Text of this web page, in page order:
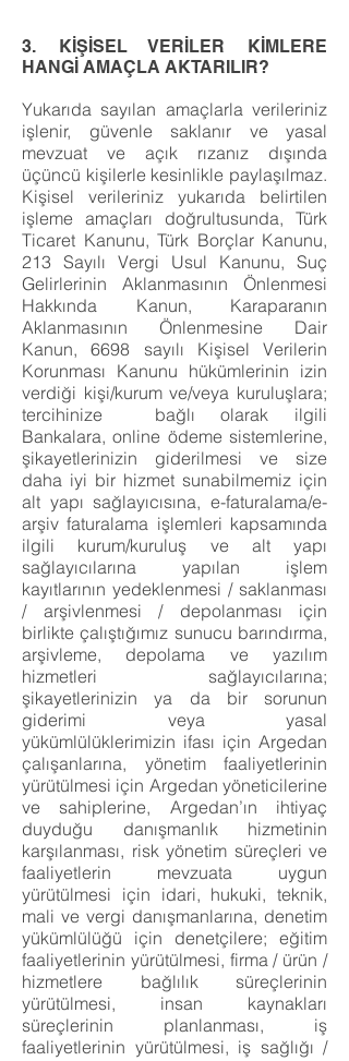
3. KİŞİSEL VERİLER KİMLERE
HANGİ AMAÇLA AKTARILIR?
Yukarıda sayılan amaçlarla verileriniz
işlenir, güvenle saklanır ve yasal
mevzuat ve açık rızanız dışında
üçüncü kişilerle kesinlikle paylaşılmaz.
Kişisel verileriniz yukarıda belirtilen
işleme amaçları doğrultusunda, Türk
Ticaret Kanunu, Türk Borçlar Kanunu,
213 Sayılı Vergi Usul Kanunu, Suç
Gelirlerinin Aklanmasının Önlenmesi
Hakkında Kanun, Karaparanın
Aklanmasının Önlenmesine Dair
Kanun, 6698 sayılı Kişisel Verilerin
Korunması Kanunu hükümlerinin izin
verdiği kişi/kurum ve/veya kuruluşlara;
tercihinize bağlı olarak ilgili
Bankalara, online ödeme sistemlerine,
şikayetlerinizin giderilmesi ve size
daha iyi bir hizmet sunabilmemiz için
alt yapı sağlayıcısına, e-faturalama/e-
arşiv faturalama işlemleri kapsamında
ilgili kurum/kuruluş ve alt yapı
sağlayıcılarına yapılan işlem
kayıtlarının yedeklenmesi / saklanması
/ arşivlenmesi / depolanması için
birlikte çalıştığımız sunucu barındırma,
arşivleme, depolama ve yazılım
hizmetleri sağlayıcılarına;
şikayetlerinizin ya da bir sorunun
giderimi veya yasal
yükümlülüklerimizin ifası için Argedan
çalışanlarına, yönetim faaliyetlerinin
yürütülmesi için Argedan yöneticilerine
ve sahiplerine, Argedan’ın ihtiyaç
duyduğu danışmanlık hizmetinin
karşılanması, risk yönetim süreçleri ve
faaliyetlerin mevzuata uygun
yürütülmesi için idari, hukuki, teknik,
mali ve vergi danışmanlarına, denetim
yükümlülüğü için denetçilere; eğitim
faaliyetlerinin yürütülmesi, firma / ürün /
hizmetlere bağlılık süreçlerinin
yürütülmesi, insan kaynakları
süreçlerinin planlanması, iş
faaliyetlerinin yürütülmesi, iş sağlığı /